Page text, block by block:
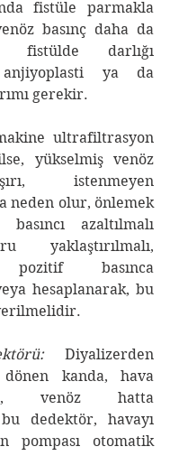
fistüle parmakla
basınç daha da
fistülde darlığı
anjiyoplasti ya da
gerekir.
ultrafiltrasyon
yükselmiş venöz
istenmeyen
neden olur, önlemek
azaltılmalı
yaklaştırılmalı,
pozitif basınca
hesaplanarak, bu
Diyalizerden
kanda, hava
venöz hatta
dedektör, havayı
pompası otomatik